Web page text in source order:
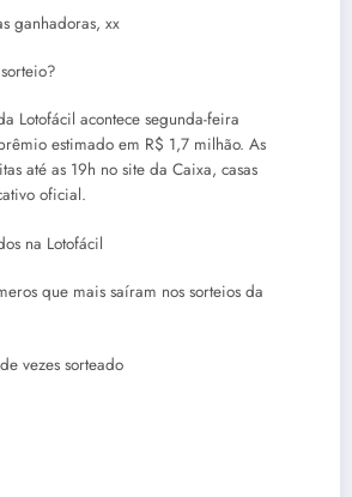
ganhadoras, xx
Lotofácil acontece segunda-feira
estimado em R$ 1,7 milhão. As
até as 19h no site da Caixa, casas
oficial.
na Lotofácil
que mais saíram nos sorteios da
vezes sorteado